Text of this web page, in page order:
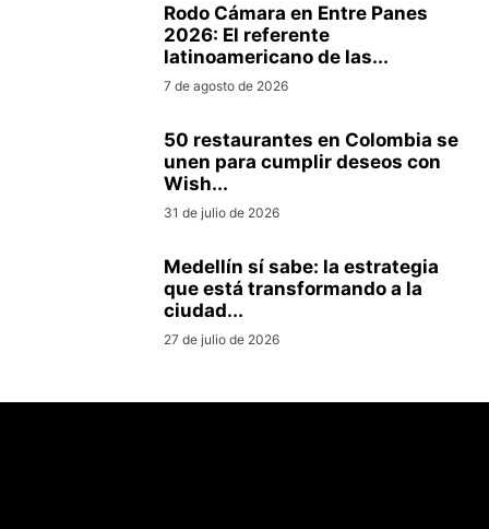
Rodo Cámara en Entre Panes
2026: El referente
latinoamericano de las...
7 de agosto de 2026
50 restaurantes en Colombia se
unen para cumplir deseos con
Wish...
31 de julio de 2026
Medellín sí sabe: la estrategia
que está transformando a la
ciudad...
27 de julio de 2026